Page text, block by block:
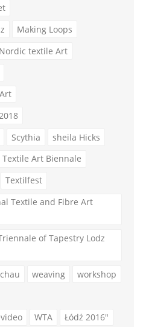
Making Loops
Nordic textile Art
Scythia
sheila Hicks
Textile Art Biennale
Textilfest
Textile and Fibre Art
of Tapestry Lodz
weaving
workshop
WTA Łódź 2016"